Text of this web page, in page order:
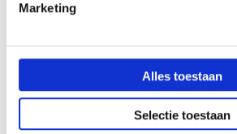
Marketing
Alles toestaan
Selectie toestaan
€ 214,99
€ 181,50